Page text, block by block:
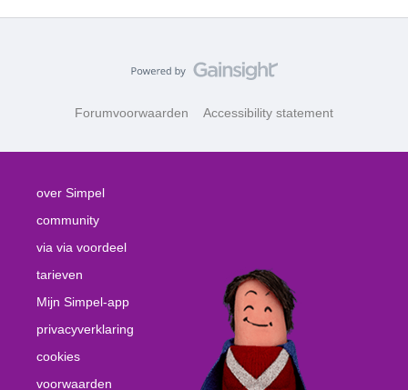
Forumvoorwaarden Accessibility statement
over Simpel
community
via via voordeel
tarieven
Mijn Simpel-app
privacyverklaring
cookies
voorwaarden